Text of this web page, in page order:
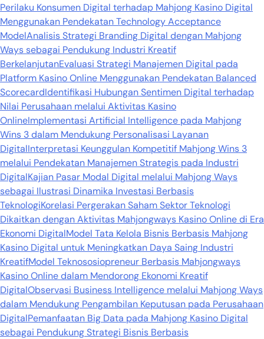
Perilaku Konsumen Digital terhadap Mahjong Kasino Digital
Menggunakan Pendekatan Technology Acceptance
ModelAnalisis Strategi Branding Digital dengan Mahjong
Ways sebagai Pendukung Industri Kreatif
BerkelanjutanEvaluasi Strategi Manajemen Digital pada
Platform Kasino Online Menggunakan Pendekatan Balanced
ScorecardIdentifikasi Hubungan Sentimen Digital terhadap
Nilai Perusahaan melalui Aktivitas Kasino
OnlineImplementasi Artificial Intelligence pada Mahjong
Wins 3 dalam Mendukung Personalisasi Layanan
DigitalInterpretasi Keunggulan Kompetitif Mahjong Wins 3
melalui Pendekatan Manajemen Strategis pada Industri
DigitalKajian Pasar Modal Digital melalui Mahjong Ways
sebagai Ilustrasi Dinamika Investasi Berbasis
TeknologiKorelasi Pergerakan Saham Sektor Teknologi
Dikaitkan dengan Aktivitas Mahjongways Kasino Online di Era
Ekonomi DigitalModel Tata Kelola Bisnis Berbasis Mahjong
Kasino Digital untuk Meningkatkan Daya Saing Industri
KreatifModel Teknososiopreneur Berbasis Mahjongways
Kasino Online dalam Mendorong Ekonomi Kreatif
DigitalObservasi Business Intelligence melalui Mahjong Ways
dalam Mendukung Pengambilan Keputusan pada Perusahaan
DigitalPemanfaatan Big Data pada Mahjong Kasino Digital
sebagai Pendukung Strategi Bisnis Berbasis